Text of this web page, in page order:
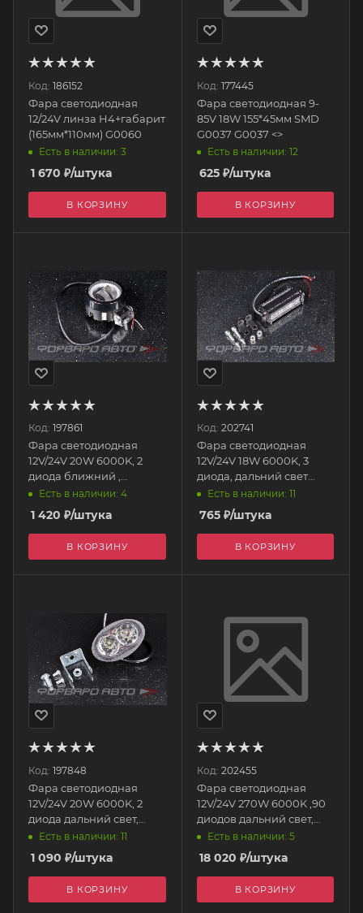
Код: 186152
Фара светодиодная
12/24V линза H4+габарит
(165мм*110мм) G0060
Есть в наличии: 3
1 670 ₽/штука
В КОРЗИНУ
Код: 177445
Фара светодиодная 9-
85V 18W 155*45мм SMD
G0037 G0037 <>
Есть в наличии: 12
625₽/штука
В КОРЗИНУ
Код: 197861
Фара светодиодная
12V/24V 20W 6000K, 2
диода ближний ,
75*75(90)*55 мм круглая
S07201078 SKYWAY
Есть в наличии: 4
1 420 ₽/штука
В КОРЗИНУ
Код: 202741
Фара светодиодная
12V/24V 18W 6000K, 3
диода, дальний свет
105*30*50мм
прямоугольная
S07201076 SKYWAY
Есть в наличии: 11
765₽/штука
В КОРЗИНУ
Код: 197848
Фара светодиодная
12V/24V 20W 6000K, 2
диода дальний свет,
95*60*70 мм овальная
S07201050 SKYWAY
Есть в наличии: 11
1 090 ₽/штука
В КОРЗИНУ
Код: 202455
Фара светодиодная
12V/24V 270W 6000K ,90
диодов дальний свет,
1050*75*60 мм
прямоугольная
S08401002 SKYWAY
Есть в наличии: 5
18 020 ₽/штука
В КОРЗИНУ